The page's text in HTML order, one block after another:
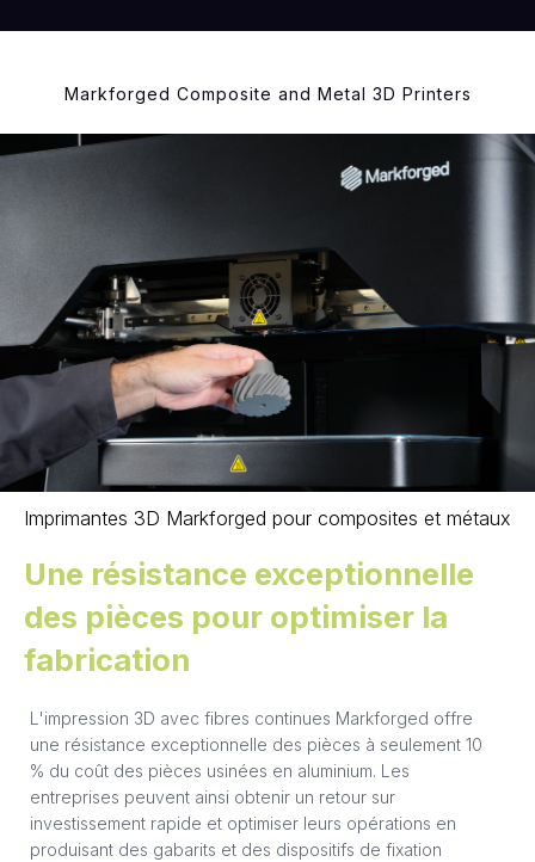
Markforged Composite and Metal 3D Printers
Imprimantes 3D Markforged pour composites et métaux
Une résistance exceptionnelle
des pièces pour optimiser la
fabrication
L'impression 3D avec fibres continues Markforged offre
une résistance exceptionnelle des pièces à seulement 10
% du coût des pièces usinées en aluminium. Les
entreprises peuvent ainsi obtenir un retour sur
investissement rapide et optimiser leurs opérations en
produisant des gabarits et des dispositifs de fixation